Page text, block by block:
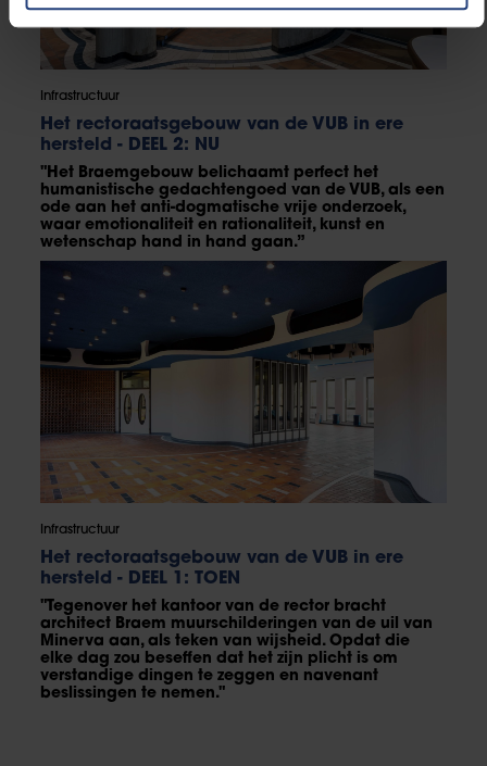
Infrastructuur
Het rectoraatsgebouw van de VUB in ere
hersteld - DEEL 2: NU
"Het Braemgebouw belichaamt perfect het
humanistische gedachtengoed van de VUB, als een
ode aan het anti-dogmatische vrije onderzoek,
waar emotionaliteit en rationaliteit, kunst en
wetenschap hand in hand gaan.”
Infrastructuur
Het rectoraatsgebouw van de VUB in ere
hersteld - DEEL 1: TOEN
"Tegenover het kantoor van de rector bracht
architect Braem muurschilderingen van de uil van
Minerva aan, als teken van wijsheid. Opdat die
elke dag zou beseffen dat het zijn plicht is om
verstandige dingen te zeggen en navenant
beslissingen te nemen."